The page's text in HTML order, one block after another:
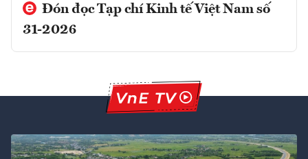
Đón đọc Tạp chí Kinh tế Việt Nam số
31-2026